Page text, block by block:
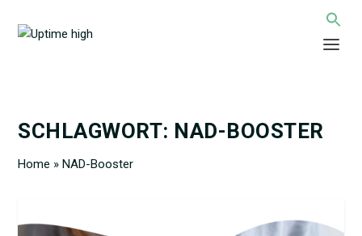
SCHLAGWORT: NAD-BOOSTER
Home » NAD-Booster